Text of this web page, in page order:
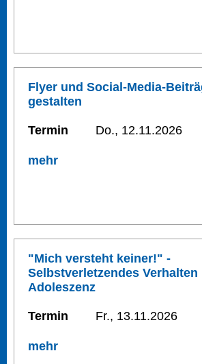
Flyer und Social-Media-
gestalten
Termin Do., 12.11.2026
mehr
"Mich versteht keiner!" -
Selbstverletzendes Verhalten
Adoleszenz
Termin Fr., 13.11.2026
mehr